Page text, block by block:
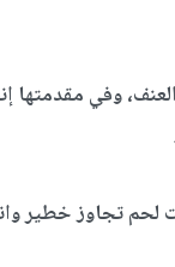
وفي مقدمتها
لحم تجاوز خطير